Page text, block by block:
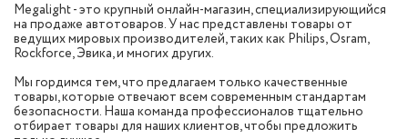
Megalight - это крупный онлайн-магазин, специализирующийся
на продаже автотоваров. У нас представлены товары от
ведущих мировых производителей, таких как Philips, Osram,
Rockforce, Эвика, и многих других.
Мы гордимся тем, что предлагаем только качественные
товары, которые отвечают всем современным стандартам
безопасности. Наша команда профессионалов тщательно
отбирает товары для наших клиентов, чтобы предложить